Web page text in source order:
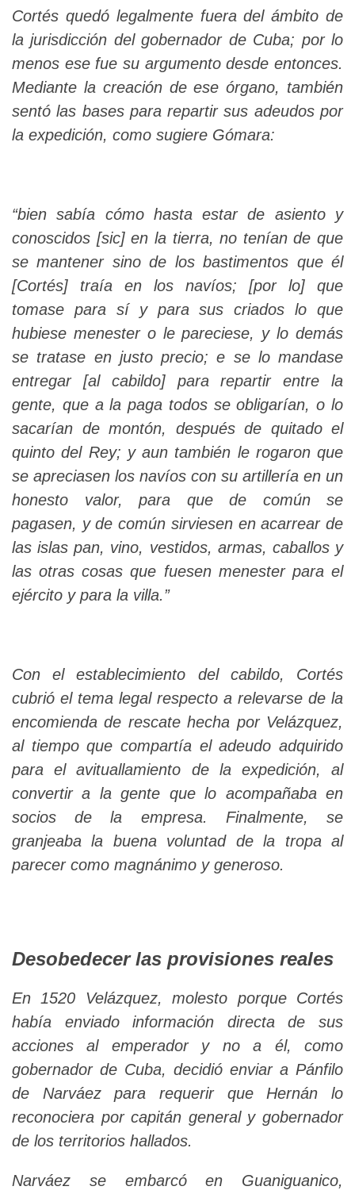
Cortés quedó legalmente fuera del ámbito de
la jurisdicción del gobernador de Cuba; por lo
menos ese fue su argumento desde entonces.
Mediante la creación de ese órgano, también
sentó las bases para repartir sus adeudos por
la expedición, como sugiere Gómara:
“bien sabía cómo hasta estar de asiento y
conoscidos [sic] en la tierra, no tenían de que
se mantener sino de los bastimentos que él
[Cortés] traía en los navíos; [por lo] que
tomase para sí y para sus criados lo que
hubiese menester o le pareciese, y lo demás
se tratase en justo precio; e se lo mandase
entregar [al cabildo] para repartir entre la
gente, que a la paga todos se obligarían, o lo
sacarían de montón, después de quitado el
quinto del Rey; y aun también le rogaron que
se apreciasen los navíos con su artillería en un
honesto valor, para que de común se
pagasen, y de común sirviesen en acarrear de
las islas pan, vino, vestidos, armas, caballos y
las otras cosas que fuesen menester para el
ejército y para la villa.”
Con el establecimiento del cabildo, Cortés
cubrió el tema legal respecto a relevarse de la
encomienda de rescate hecha por Velázquez,
al tiempo que compartía el adeudo adquirido
para el avituallamiento de la expedición, al
convertir a la gente que lo acompañaba en
socios de la empresa. Finalmente, se
granjeaba la buena voluntad de la tropa al
parecer como magnánimo y generoso.
Desobedecer las provisiones reales
En 1520 Velázquez, molesto porque Cortés
había enviado información directa de sus
acciones al emperador y no a él, como
gobernador de Cuba, decidió enviar a Pánfilo
de Narváez para requerir que Hernán lo
reconociera por capitán general y gobernador
de los territorios hallados.
Narváez se embarcó en Guaniguanico,